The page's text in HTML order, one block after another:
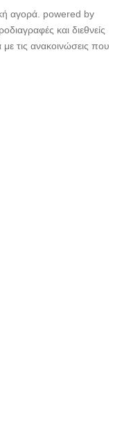
αγορά. powered by
και διεθνείς
τις ανακοινώσεις που